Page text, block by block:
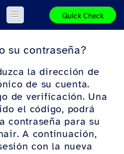
Quick Check
su contraseña?
la dirección de
de su cuenta.
de verificación. Una
el código, podrá
contraseña para su
A continuación,
con la nueva